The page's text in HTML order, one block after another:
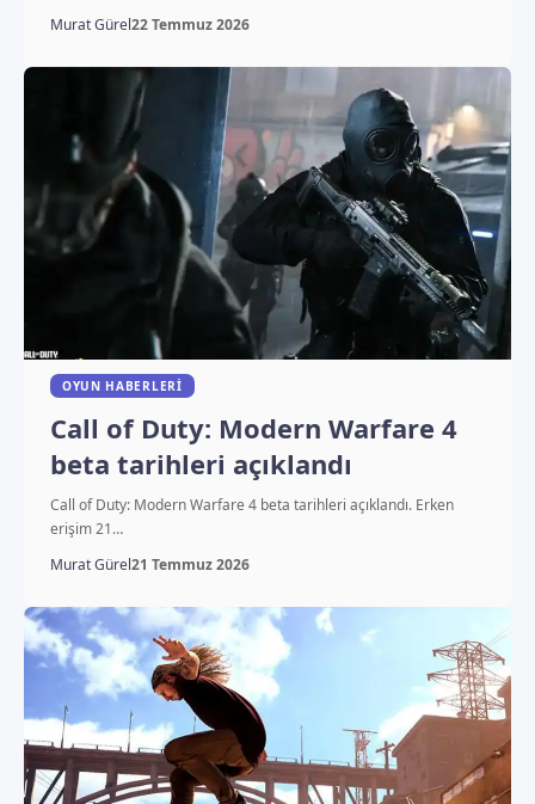
Murat Gürel22 Temmuz 2026
OYUN HABERLERI
Call of Duty: Modern Warfare 4
beta tarihleri açıklandı
Call of Duty: Modern Warfare 4 beta tarihleri açıklandı. Erken
erişim 21…
Murat Gürel21 Temmuz 2026